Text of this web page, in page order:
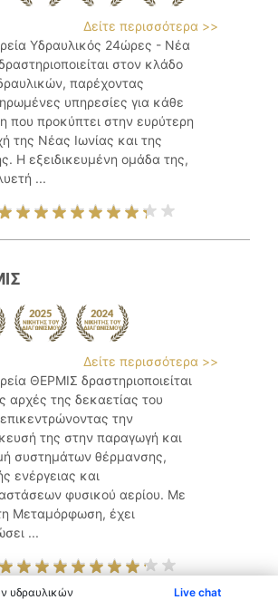
υδραυλικών Live chat
Δείτε περισσότερα >>
Υδραυλικός 24ώρες - Νέα
στον κλάδο
παρέχοντας
υπηρεσίες για κάθε
που προκύπτει στην ευρύτερη
της Νέας Ιωνίας και της
Η εξειδικευμένη ομάδα της,
...
Δείτε περισσότερα >>
ΘΕΡΜΙΣ δραστηριοποιείται
αρχές της δεκαετίας του
την
της στην παραγωγή και
συστημάτων θέρμανσης,
ενέργειας και
φυσικού αερίου. Με
Μεταμόρφωση, έχει
...